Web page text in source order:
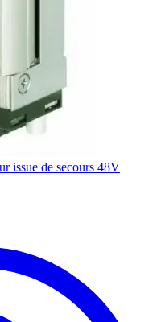
issue de secours 48V